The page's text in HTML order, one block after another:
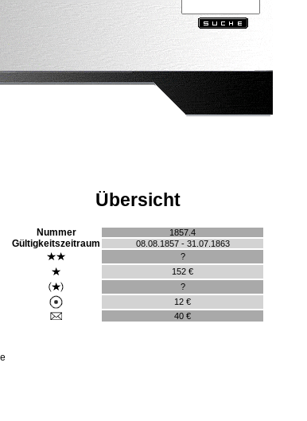
Übersicht
Nummer
1857.4
Gültigkeitszeitraum
08.08.1857 - 31.07.1863
?
152 €
?
12 €
40 €